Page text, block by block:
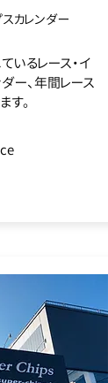
カレンダー
いるレース・イ
ー、年間レース
す。